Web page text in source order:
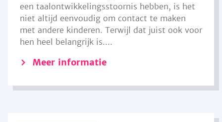
een taalontwikkelingsstoornis hebben, is het
niet altijd eenvoudig om contact te maken
met andere kinderen. Terwijl dat juist ook voor
hen heel belangrijk is....
Meer informatie